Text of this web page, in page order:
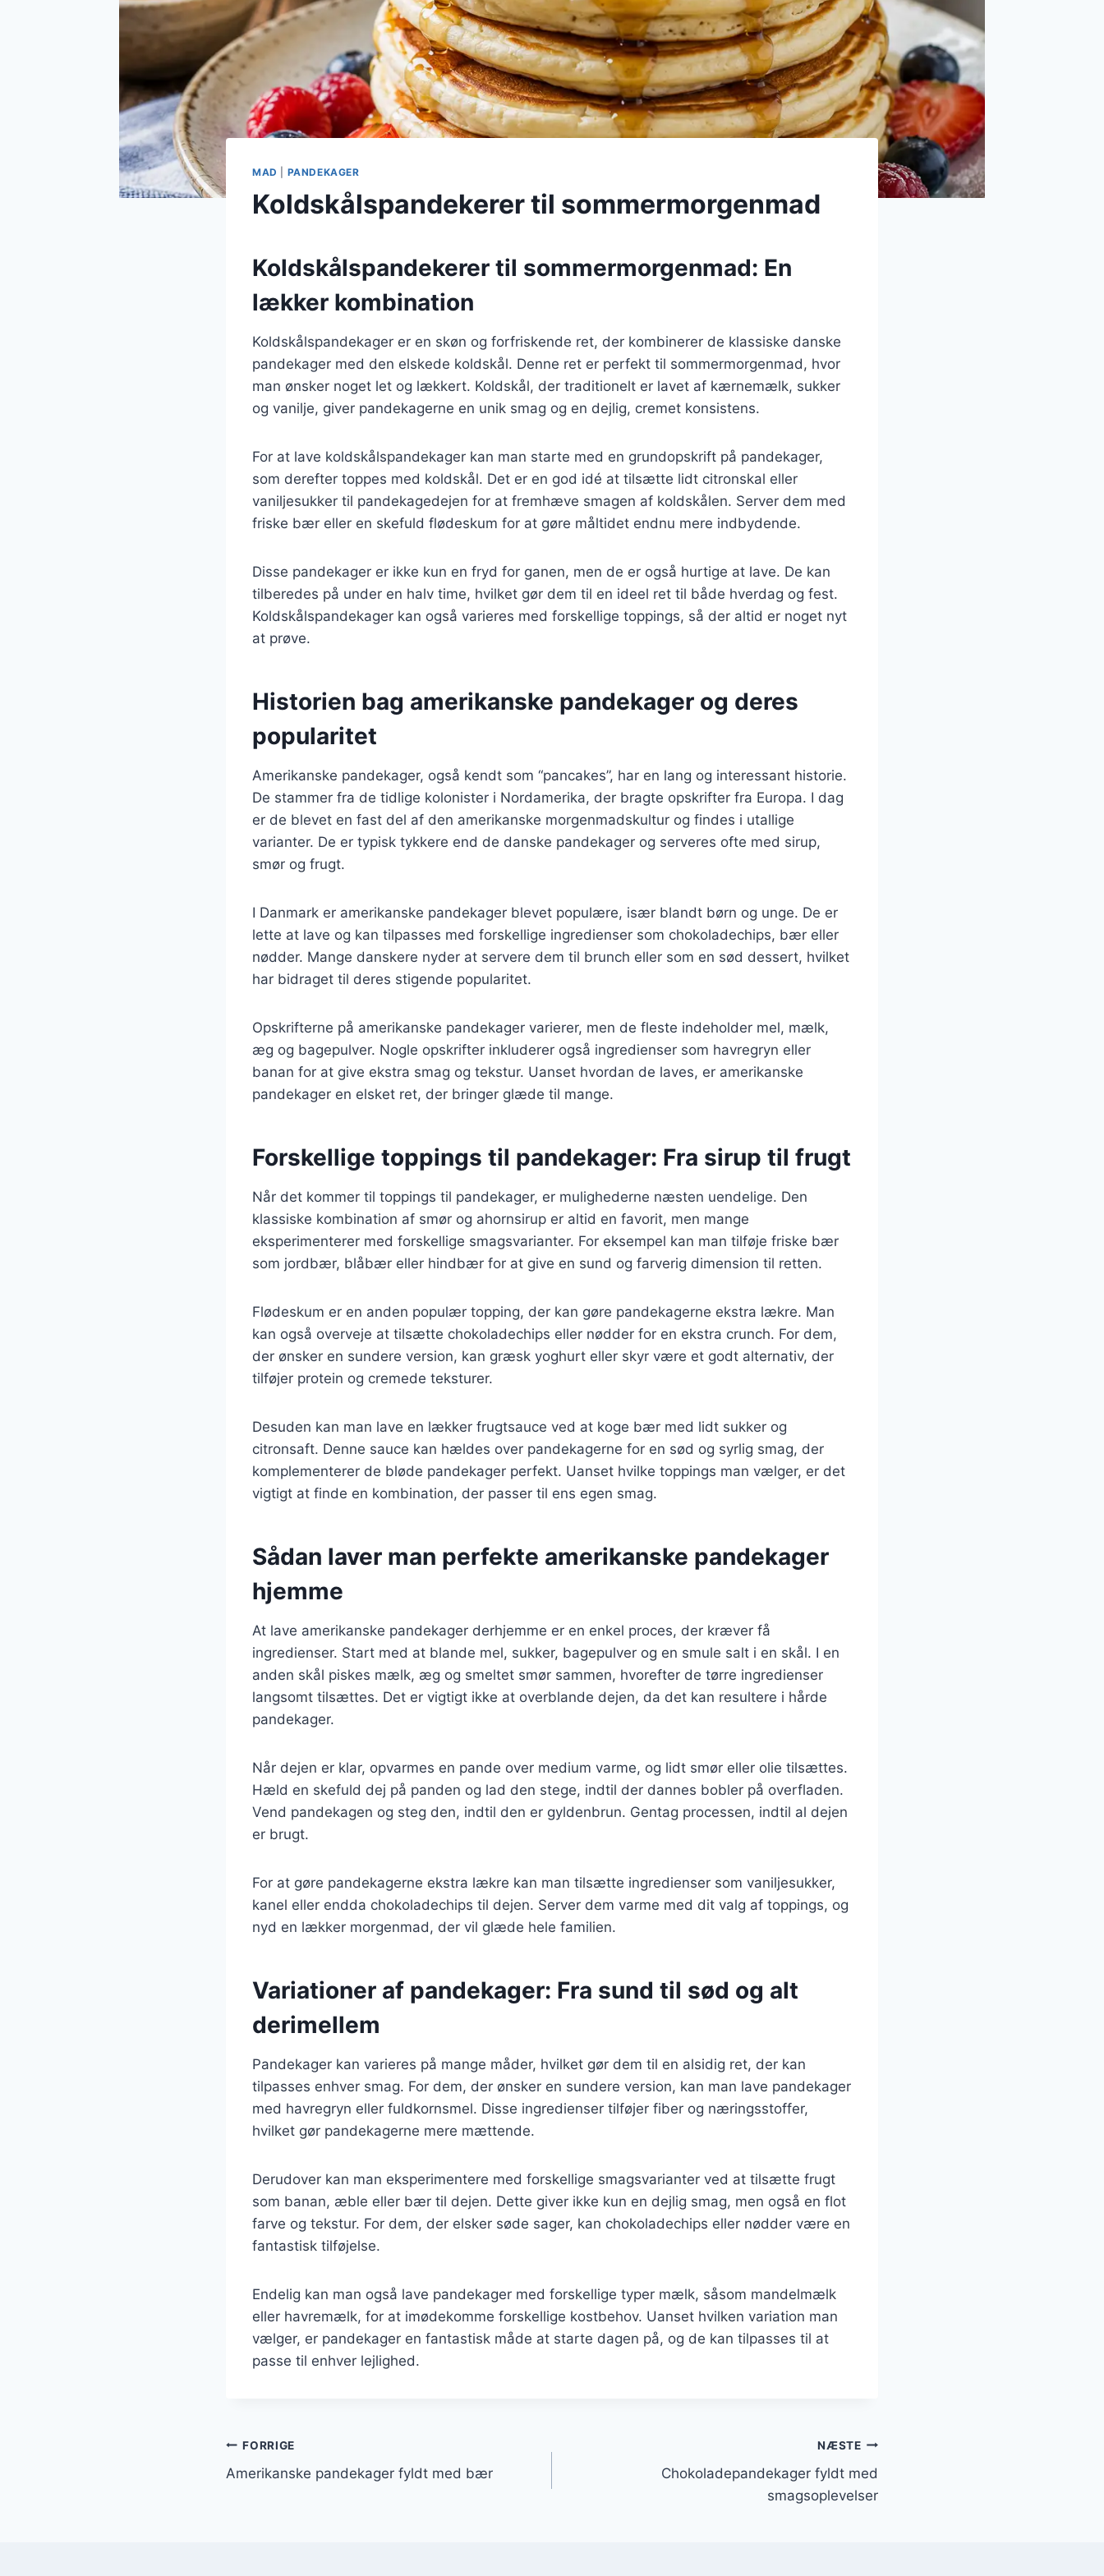
MAD PANDEKAGER
Koldskålspandekerer til sommermorgenmad
Koldskålspandekerer til sommermorgenmad: En
lækker kombination
Koldskålspandekager er en skøn og forfriskende ret, der kombinerer de klassiske danske
pandekager med den elskede koldskål. Denne ret er perfekt til sommermorgenmad, hvor
man ønsker noget let og lækkert. Koldskål, der traditionelt er lavet af kærnemælk, sukker
og vanilje, giver pandekagerne en unik smag og en dejlig, cremet konsistens.
For at lave koldskålspandekager kan man starte med en grundopskrift på pandekager,
som derefter toppes med koldskål. Det er en god idé at tilsætte lidt citronskal eller
vaniljesukker til pandekagedejen for at fremhæve smagen af koldskålen. Server dem med
friske bær eller en skefuld flødeskum for at gøre måltidet endnu mere indbydende.
Disse pandekager er ikke kun en fryd for ganen, men de er også hurtige at lave. De kan
tilberedes på under en halv time, hvilket gør dem til en ideel ret til både hverdag og fest.
Koldskålspandekager kan også varieres med forskellige toppings, så der altid er noget nyt
at prøve.
Historien bag amerikanske pandekager og deres
popularitet
Amerikanske pandekager, også kendt som “pancakes”, har en lang og interessant historie.
De stammer fra de tidlige kolonister i Nordamerika, der bragte opskrifter fra Europa. I dag
er de blevet en fast del af den amerikanske morgenmadskultur og findes i utallige
varianter. De er typisk tykkere end de danske pandekager og serveres ofte med sirup,
smør og frugt.
I Danmark er amerikanske pandekager blevet populære, især blandt børn og unge. De er
lette at lave og kan tilpasses med forskellige ingredienser som chokoladechips, bær eller
nødder. Mange danskere nyder at servere dem til brunch eller som en sød dessert, hvilket
har bidraget til deres stigende popularitet.
Opskrifterne på amerikanske pandekager varierer, men de fleste indeholder mel, mælk,
æg og bagepulver. Nogle opskrifter inkluderer også ingredienser som havregryn eller
banan for at give ekstra smag og tekstur. Uanset hvordan de laves, er amerikanske
pandekager en elsket ret, der bringer glæde til mange.
Forskellige toppings til pandekager: Fra sirup til frugt
Når det kommer til toppings til pandekager, er mulighederne næsten uendelige. Den
klassiske kombination af smør og ahornsirup er altid en favorit, men mange
eksperimenterer med forskellige smagsvarianter. For eksempel kan man tilføje friske bær
som jordbær, blåbær eller hindbær for at give en sund og farverig dimension til retten.
Flødeskum er en anden populær topping, der kan gøre pandekagerne ekstra lækre. Man
kan også overveje at tilsætte chokoladechips eller nødder for en ekstra crunch. For dem,
der ønsker en sundere version, kan græsk yoghurt eller skyr være et godt alternativ, der
tilføjer protein og cremede teksturer.
Desuden kan man lave en lækker frugtsauce ved at koge bær med lidt sukker og
citronsaft. Denne sauce kan hældes over pandekagerne for en sød og syrlig smag, der
komplementerer de bløde pandekager perfekt. Uanset hvilke toppings man vælger, er det
vigtigt at finde en kombination, der passer til ens egen smag.
Sådan laver man perfekte amerikanske pandekager
hjemme
At lave amerikanske pandekager derhjemme er en enkel proces, der kræver få
ingredienser. Start med at blande mel, sukker, bagepulver og en smule salt i en skål. I en
anden skål piskes mælk, æg og smeltet smør sammen, hvorefter de tørre ingredienser
langsomt tilsættes. Det er vigtigt ikke at overblande dejen, da det kan resultere i hårde
pandekager.
Når dejen er klar, opvarmes en pande over medium varme, og lidt smør eller olie tilsættes.
Hæld en skefuld dej på panden og lad den stege, indtil der dannes bobler på overfladen.
Vend pandekagen og steg den, indtil den er gyldenbrun. Gentag processen, indtil al dejen
er brugt.
For at gøre pandekagerne ekstra lækre kan man tilsætte ingredienser som vaniljesukker,
kanel eller endda chokoladechips til dejen. Server dem varme med dit valg af toppings, og
nyd en lækker morgenmad, der vil glæde hele familien.
Variationer af pandekager: Fra sund til sød og alt
derimellem
Pandekager kan varieres på mange måder, hvilket gør dem til en alsidig ret, der kan
tilpasses enhver smag. For dem, der ønsker en sundere version, kan man lave pandekager
med havregryn eller fuldkornsmel. Disse ingredienser tilføjer fiber og næringsstoffer,
hvilket gør pandekagerne mere mættende.
Derudover kan man eksperimentere med forskellige smagsvarianter ved at tilsætte frugt
som banan, æble eller bær til dejen. Dette giver ikke kun en dejlig smag, men også en flot
farve og tekstur. For dem, der elsker søde sager, kan chokoladechips eller nødder være en
fantastisk tilføjelse.
Endelig kan man også lave pandekager med forskellige typer mælk, såsom mandelmælk
eller havremælk, for at imødekomme forskellige kostbehov. Uanset hvilken variation man
vælger, er pandekager en fantastisk måde at starte dagen på, og de kan tilpasses til at
passe til enhver lejlighed.
Indlægsnavigation
FORRIGE
Amerikanske pandekager fyldt med bær
NÆSTE
Chokoladepandekager fyldt med
smagsoplevelser